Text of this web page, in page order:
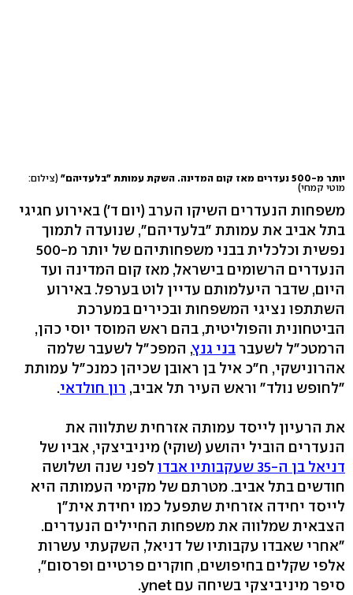
יותר מ-500 נעדרים מאז קום המדינה. השקת עמותת "בלעדיהם"
(צילום:
מוטי קמחי)
משפחות הנעדרים השיקו הערב (יום ד') באירוע חגיגי
בתל אביב את עמותת "בלעדיהם", שנועדה לתמוך
נפשית וכלכלית בבני משפחותיהם של יותר מ-500
הנעדרים הרשומים בישראל, מאז קום המדינה ועד
היום, שדבר היעלמותם עדיין לוט בערפל. באירוע
השתתפו נציגי המשפחות ובכירים במערכת
הביטחונית והפוליטית, בהם ראש המוסד יוסי כהן,
הרמטכ"ל לשעבר בני גנץ, המפכ"ל לשעבר שלמה
אהרונישקי, ח"כ איל בן ראובן שכיהן כמנכ"ל עמותת
"לחופש נולד" וראש העיר תל אביב, רון חולדאי.
את הרעיון לייסד עמותה אזרחית שתלווה את
הנעדרים הוביל יהושע (שוקי) מיניביצקי, אביו של
דניאל בן ה-35 שעקבותיו אבדו
לפני שנה ושלושה
חודשים בתל אביב. מטרתם של מקימי העמותה היא
לייסד יחידה אזרחית שתפעל כמו יחידת אית"ן
הצבאית שמלווה את משפחות החיילים הנעדרים.
"אחרי שאבדו עקבותיו של דניאל, השקעתי עשרות
אלפי שקלים בחיפושים, חוקרים פרטיים ופרסום",
סיפר מיניביצקי בשיחה עם ynet.